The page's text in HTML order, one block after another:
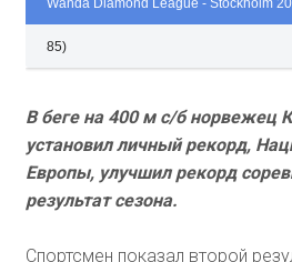
85)
В беге на 400 м с/б норвежец
установил личный рекорд,
Европы, улучшил рекорд
результат сезона.
Спортсмен показал второй